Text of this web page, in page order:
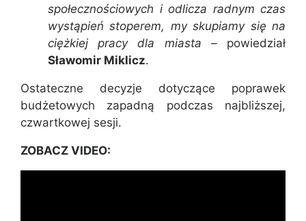
społecznościowych i odlicza radnym czas
wystąpień stoperem, my skupiamy się na
ciężkiej pracy dla miasta –powiedział
Sławomir Miklicz.
Ostateczne decyzje dotyczące poprawek
budżetowych zapadną podczas najbliższej,
czwartkowej sesji.
ZOBACZ VIDEO: